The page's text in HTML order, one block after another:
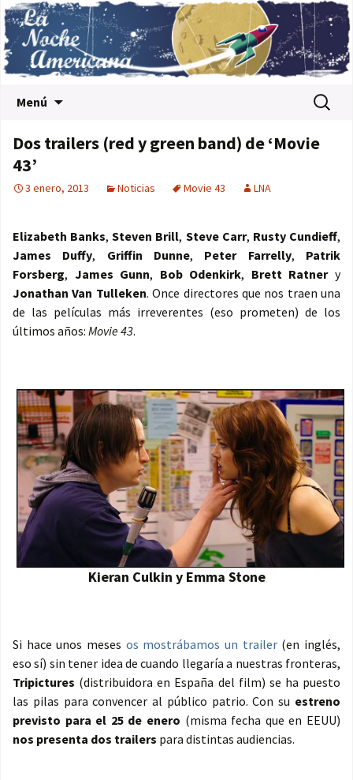
Menú Buscar:
Dos trailers (red y green band) de ‘Movie
43’
3 enero, 2013 Noticias Movie 43 LNA
Elizabeth Banks,Steven Brill, Steve Carr, Rusty Cundieff,
James Duffy, Griffin Dunne, Peter Farrelly, Patrik
Forsberg, James Gunn, Bob Odenkirk, Brett Ratnery
Jonathan Van Tulleken. Once directores que nos traen una
de las películas más irreverentes (eso prometen) de los
últimos años: Movie 43.
Kieran Culkin y Emma Stone
Si hace unos meses os mostrábamos un trailer(en inglés,
eso sí) sin tener idea de cuando llegaría a nuestras fronteras,
Tripictures (distribuidora en España del film) se ha puesto
las pilas para convencer al público patrio. Con su estreno
previsto para el 25 de enero (misma fecha que en EEUU)
nos presenta dos trailers para distintas audiencias.